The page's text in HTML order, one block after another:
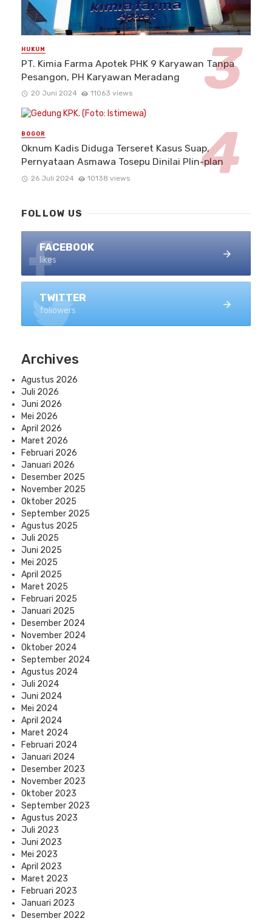
HUKUM
PT. Kimia Farma Apotek PHK 9 Karyawan Tanpa
Pesangon, PH Karyawan Meradang
20 Juni 2024 11063 views
BOGOR
Oknum Kadis Diduga Terseret Kasus Suap,
Pernyataan Asmawa Tosepu Dinilai Plin-plan
26 Juli 2024 10138 views
FOLLOW US
FACEBOOK
likes
TWITTER
followers
Archives
Agustus 2026
Juli 2026
Juni 2026
Mei 2026
April 2026
Maret 2026
Februari 2026
Januari 2026
Desember 2025
November 2025
Oktober 2025
September 2025
Agustus 2025
Juli 2025
Juni 2025
Mei 2025
April 2025
Maret 2025
Februari 2025
Januari 2025
Desember 2024
November 2024
Oktober 2024
September 2024
Agustus 2024
Juli 2024
Juni 2024
Mei 2024
April 2024
Maret 2024
Februari 2024
Januari 2024
Desember 2023
November 2023
Oktober 2023
September 2023
Agustus 2023
Juli 2023
Juni 2023
Mei 2023
April 2023
Maret 2023
Februari 2023
Januari 2023
Desember 2022